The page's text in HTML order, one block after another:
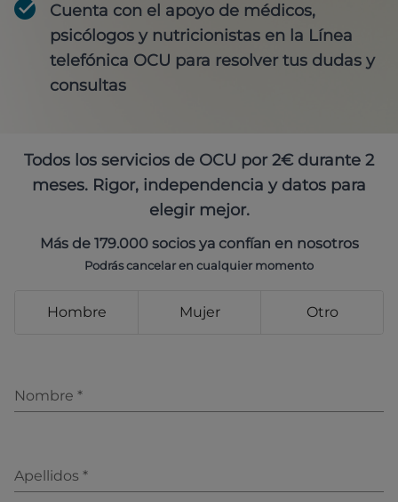
Cuenta con el apoyo de médicos,
psicólogos y nutricionistas en la Línea
telefónica OCU para resolver tus dudas y
consultas
Todos los servicios de OCU por 2€ durante 2
meses. Rigor, independencia y datos para
elegir mejor.
Más de 179.000 socios ya confían en nosotros
Podrás cancelar en cualquier momento
Hombre Mujer Otro
Nombre *
Apellidos *